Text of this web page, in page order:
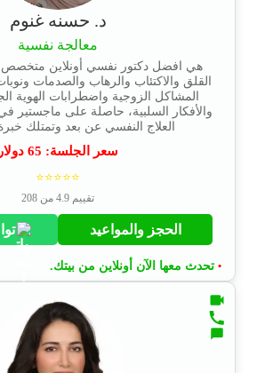
د. حسنه غنوم
معالجة نفسية
هي افضل دكتور نفسي أونلاين
القلق والاكتئاب والرهاب والصدمات
المشاكل الزوجية واضطرابات الهوية
والأفكار السلبية، حاصلة على ماجستير
العلاج النفسي عن بعد وتمتلك خبرة 6
سعر الجلسة: 65 دولار
⭐⭐⭐⭐⭐
تقييم 4.9 من 208
الحجز والمواعيد
• تحدث معها الآن أونلاين من بيتك.